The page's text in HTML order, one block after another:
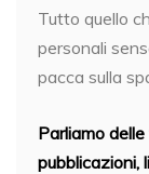
Tutto quello
personali
pacca sulla
Parliamo
pubblicazioni,